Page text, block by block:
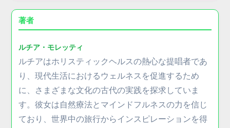
著者
ルチア・モレッティ
ルチアはホリスティックヘルスの熱心な提唱者であ
り、現代生活におけるウェルネスを促進するため
に、さまざまな文化の古代の実践を探求していま
す。彼女は自然療法とマインドフルネスの力を信じ
ており、世界中の旅行からインスピレーションを得